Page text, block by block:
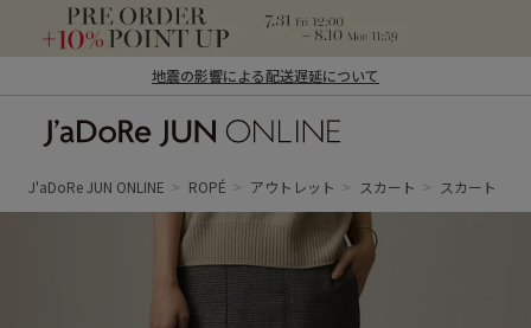
地震の影響による配送遅延について
ン オンライン）
J'aDoRe JUN ONLINE ROPÉ アウトレット スカート スカート